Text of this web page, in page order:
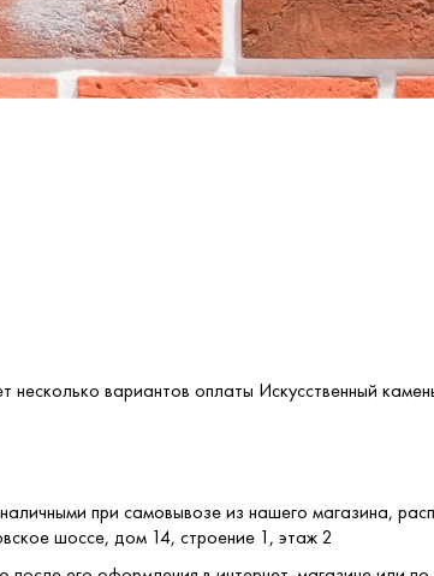
несколько вариантов оплаты Искусственный
при самовывозе из нашего магазина,
шоссе, дом 14, строение 1, этаж 2